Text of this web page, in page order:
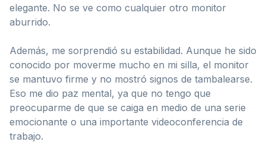
elegante. No se ve como cualquier otro monitor
aburrido.
Además, me sorprendió su estabilidad. Aunque he sido
conocido por moverme mucho en mi silla, el monitor
se mantuvo firme y no mostró signos de tambalearse.
Eso me dio paz mental, ya que no tengo que
preocuparme de que se caiga en medio de una serie
emocionante o una importante videoconferencia de
trabajo.